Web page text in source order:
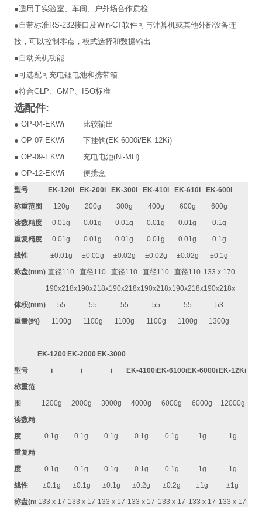
●适用于实验室、车间、户外场合作质检
●自带标准RS-232接口及Win-CT软件可与计算机或其他外部设备连
接，可以控制零点，模式选择和数据输出
●自动关机功能
●可选配可充电锂电池和携带箱
●符合GLP、 GMP、 ISO标准
选配件:
● OP-04-EKWi
比较输出
● OP-07-EKWi 下挂钩(EK-6000i/EK-12Ki)
● OP-09-EKWi 充电电池(Ni-MH)
● OP-12-EKWi 便携盒
型号 EK-120i EK-200i EK-300i EK-410i EK-610i
EK-600i
称重范围
120g 200g 300g 400g 600g
600g
读数精度
0.01g 0.01g 0.01g 0.01g 0.01g
0.1g
重复精度
0.01g 0.01g 0.01g 0.01g 0.01g
0.1g
线性
±0.01g ±0.01g ±0.02g ±0.02g ±0.02g
±0.1g
称盘(mm) 直径110 直径110 直径110 直径110 直径110 133 x 170
体积(mm)
190x218x
55
190x218x
55
190x218x
55
190x218x
55
190x218x
55
190x218x
53
重量(约) 1100g 1100g 1100g 1100g 1100g 1300g
型号
EK-1200
i
EK-2000
i
EK-3000
i
EK-4100iEK-6100iEK-6000i EK-12Ki
称重范
围
1200g 2000g 3000g 4000g 6000g 6000g
12000g
读数精
度
0.1g 0.1g 0.1g 0.1g 0.1g 1g
1g
重复精
度
0.1g 0.1g 0.1g 0.1g 0.1g 1g
1g
线性
±0.1g ±0.1g ±0.1g ±0.2g ±0.2g ±1g
±1g
称盘(m 133 x 17 133 x 17 133 x 17 133 x 17 133 x 17 133 x 17 133 x 17